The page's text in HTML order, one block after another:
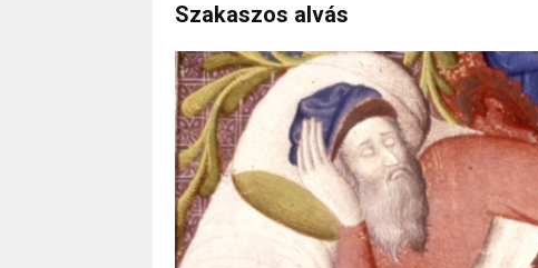
Szakaszos alvás